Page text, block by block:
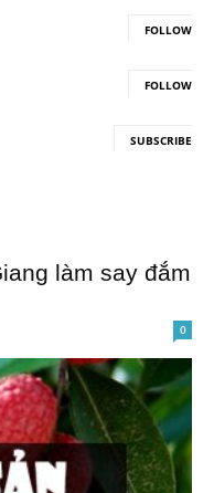
FOLLOW
FOLLOW
SUBSCRIBE
làm say đắm
0